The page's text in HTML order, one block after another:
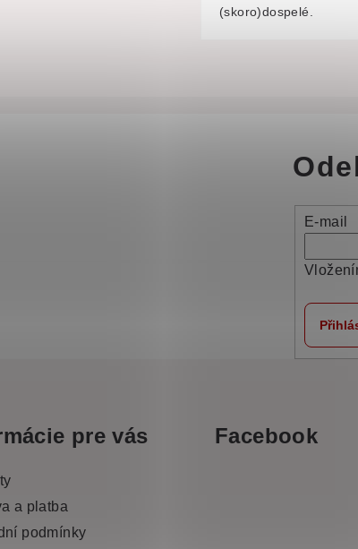
(skoro)dospelé.
E-mail
pre vás
a platba
podmínky
Facebook